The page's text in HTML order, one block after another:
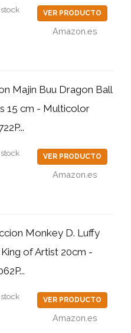
VER PRODUCTO
Amazon.es
Majin Buu Dragon Ball
15 cm - Multicolor
VER PRODUCTO
Amazon.es
Monkey D. Luffy
of Artist 20cm -
VER PRODUCTO
Amazon.es